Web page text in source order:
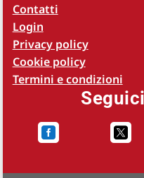
Contatti
Login
Privacy policy
Cookie policy
Termini e condizioni
 